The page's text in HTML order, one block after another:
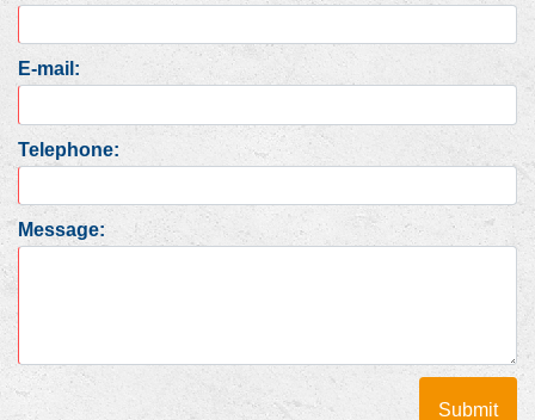
E-mail:
Telephone:
Message: